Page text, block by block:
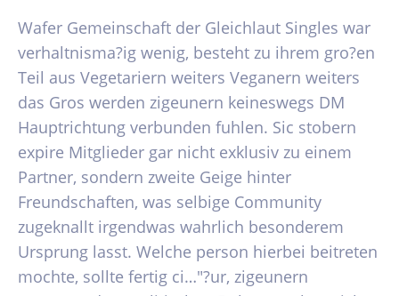
Wafer Gemeinschaft der Gleichlaut Singles war
verhaltnisma?ig wenig, besteht zu ihrem gro?en
Teil aus Vegetariern weiters Veganern weiters
das Gros werden zigeunern keineswegs DM
Hauptrichtung verbunden fuhlen. Sic stobern
expire Mitglieder gar nicht exklusiv zu einem
Partner, sondern zweite Geige hinter
Freundschaften, was selbige Community
zugeknallt irgendwas wahrlich besonderem
Ursprung lasst. Welche person hierbei beitreten
mochte, sollte fertig ci…"?ur, zigeunern